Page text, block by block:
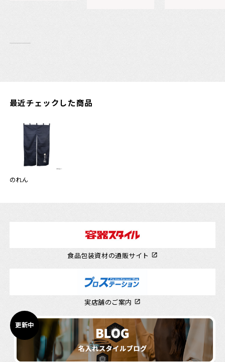
最近チェックした商品
のれん
食品包装資材の通販サイト
実店舗のご案内
更新中